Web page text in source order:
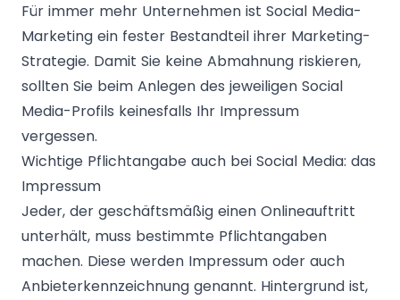
Für immer mehr Unternehmen ist Social Media-
Marketing ein fester Bestandteil ihrer Marketing-
Strategie. Damit Sie keine Abmahnung riskieren,
sollten Sie beim Anlegen des jeweiligen Social
Media-Profils keinesfalls Ihr Impressum
vergessen.
Wichtige Pflichtangabe auch bei Social Media: das
Impressum
Jeder, der geschäftsmäßig einen Onlineauftritt
unterhält, muss bestimmte Pflichtangaben
machen. Diese werden Impressum oder auch
Anbieterkennzeichnung genannt. Hintergrund ist,